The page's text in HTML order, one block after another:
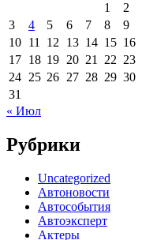
1
2
3
4 5 6 7 8
9
10 11 12 13 14 15 16
17 18 19 20 21 22 23
24 25 26 27 28 29 30
31
« Июл
Рубрики
Uncategorized
Автоновости
Автособытия
Автоэксперт
Актеры